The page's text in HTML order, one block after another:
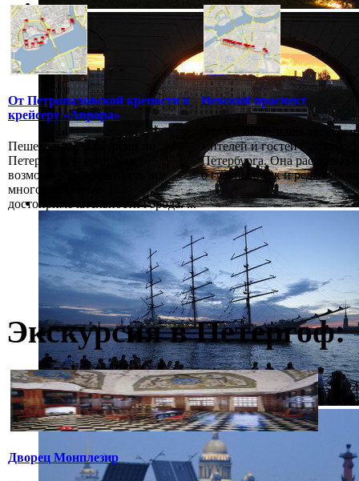
От Петропаловской крепости к
крейсеру «Аврора»
Пешеходные экскурсии по
Петербургу – отличная
возможность посмотреть все
многочисленные
достопримечательности города. ...
Невский проспект
Это увлекательная
жителей и гостей Санкт-
Петербурга. Она
о главных, так и редко
Экскурсия в Петергоф:
Дворец Монплезир